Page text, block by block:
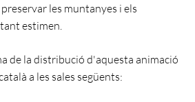
les muntanyes i els
estimen.
de la distribució d'aquesta animació
a les sales següents: